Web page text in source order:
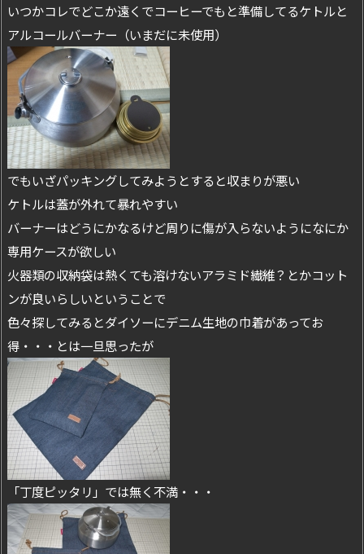
いつかコレでどこか遠くでコーヒーでもと準備してるケトルと
アルコールバーナー（いまだに未使用）
でもいざパッキングしてみようとすると収まりが悪い
ケトルは蓋が外れて暴れやすい
バーナーはどうにかなるけど周りに傷が入らないようになにか
専用ケースが欲しい
火器類の収納袋は熱くても溶けないアラミド繊維？とかコット
ンが良いらしいということで
色々探してみるとダイソーにデニム生地の巾着があってお
得・・・とは一旦思ったが
「丁度ピッタリ」では無く不満・・・